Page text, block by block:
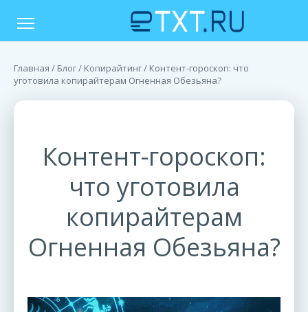
Главная / Блог/ Копирайтинг/ Контент-гороскоп: что
уготовила копирайтерам Огненная Обезьяна?
Контент-гороскоп:
что уготовила
копирайтерам
Огненная Обезьяна?